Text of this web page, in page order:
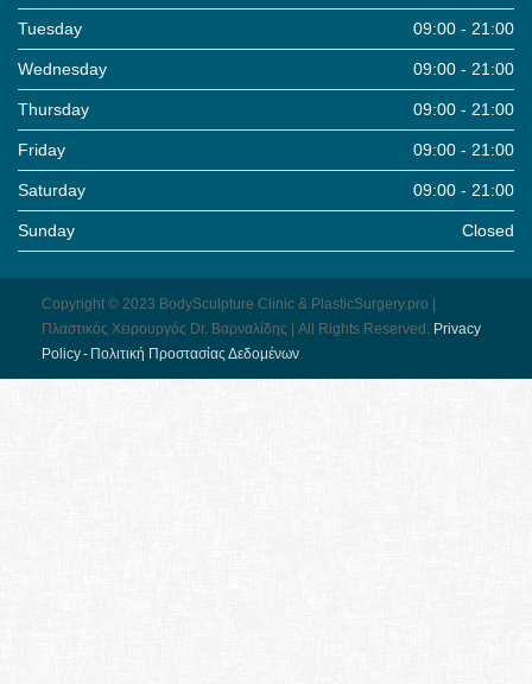
Tuesday 09:00 - 21:00
Wednesday 09:00 - 21:00
Thursday 09:00 - 21:00
Friday 09:00 - 21:00
Saturday 09:00 - 21:00
Sunday Closed
Copyright © 2023 BodySculpture Clinic & PlasticSurgery.pro |
Πλαστικός Χειρουργός Dr. Βαρναλίδης | All Rights Reserved. Pri­vacy
Pol­icy - Πολιτική Προστασίας Δεδομένων.